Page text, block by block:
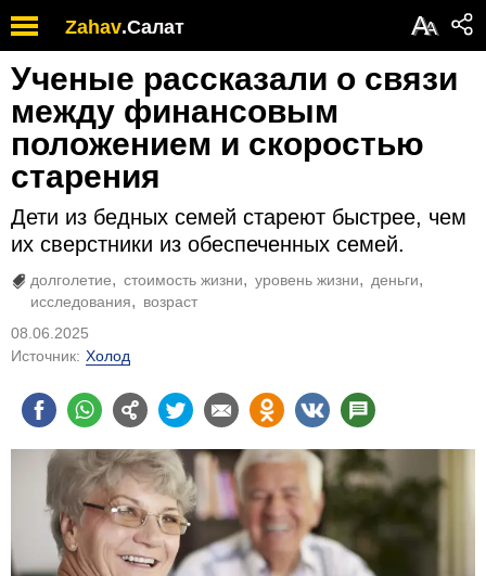
Zahav.Салат АА
Ученые рассказали о связи
между финансовым
положением и скоростью
старения
Дети из бедных семей стареют быстрее, чем
их сверстники из обеспеченных семей.
долголетие стоимость жизни уровень жизни
деньги
исследования
возраст
08.06.2025
Источник: Холод